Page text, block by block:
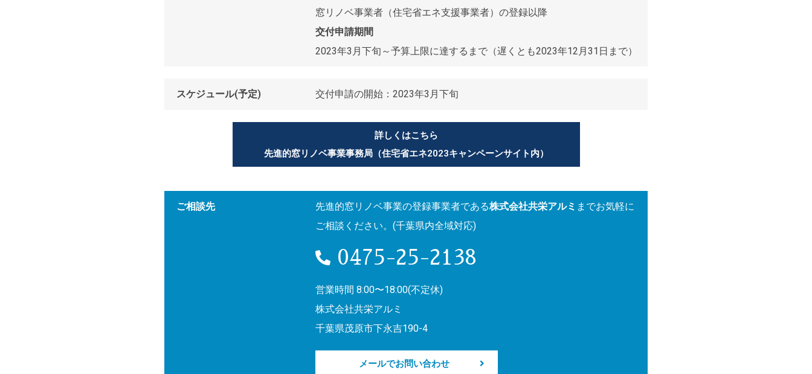
窓リノベ事業者（住宅省エネ支援事業者）の登録以降
交付申請期間
2023年3月下旬～予算上限に達するまで（遅くとも2023年12月31日まで）
スケジュール(予定) 交付申請の開始：2023年3月下旬
詳しくはこちら
先進的窓リノベ事業事務局（住宅省エネ2023キャンペーンサイト内）
ご相談先 先進的窓リノベ事業の登録事業者である株式会社共栄アルミ までお気軽に
ご相談ください。(千葉県内全域対応)
0475-25-2138
営業時間 8:00〜18:00(不定休)
株式会社共栄アルミ
千葉県茂原市下永吉190-4
メールでお問い合わせ